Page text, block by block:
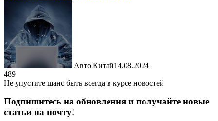
Авто Китай14.08.2024
489
Не упустите шанс быть всегда в курсе новостей
Подпишитесь на обновления и получайте новые
статьи на почту!